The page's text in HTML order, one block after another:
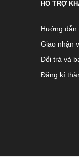
HỖ TRỢ
Hướng dẫn
Giao nhận
Đổi trả và
Đăng kí